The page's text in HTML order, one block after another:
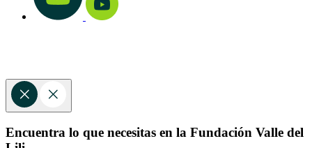
Encuentra lo que necesitas en la Fundación Valle del